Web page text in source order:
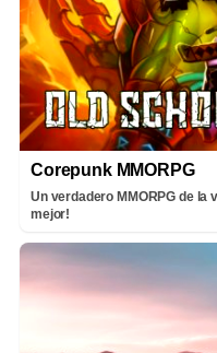
Corepunk MMORPG
Un verdadero MMORPG de la
mejor!